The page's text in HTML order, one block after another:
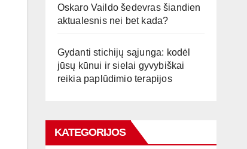
Oskaro Vaildo šedevras šiandien
aktualesnis nei bet kada?
Gydanti stichijų sąjunga: kodėl
jūsų kūnui ir sielai gyvybiškai
reikia paplūdimio terapijos
KATEGORIJOS